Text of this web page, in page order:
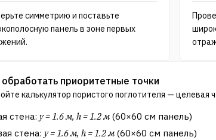
симметрию и поставьте
панель в зоне первых
приоритетные точки
калькулятор пористого поглотителя — целевая
стена: y = 1.6 м, h = 1.2 м (60×60 см панель)
стена: y = 1.6 м, h = 1.2 м (60×60 см панель)